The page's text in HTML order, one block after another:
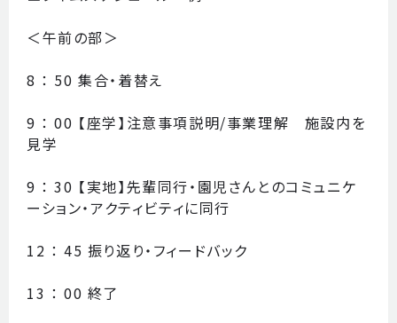
＜午前の部＞
8 ： 50 集合・着替え
9 ： 00 【座学】注意事項説明/事業理解 施設内を
見学
9 ： 30 【実地】先輩同行・園児さんとのコミュニケ
ーション・アクティビティに同行
12 ： 45 振り返り・フィードバック
13 ： 00 終了